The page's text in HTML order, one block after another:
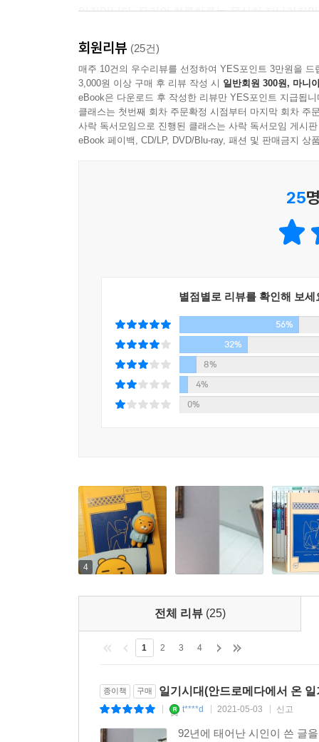
일기입니다. 우리의 하루하루는 무심히 지나가지
문학론입니다. 내밀하고 친밀한 방식으로 쓰인
책이 될 『일기시대』와 강지혜 시인의 모든 처음
■ 사실은 문학을 사랑해: 어느 일기주의자의 고백
2016년 중앙신인문학상을 받으며 등단하였고,
콩나무가 쑥쑥 자라나는 듯한 기세로, 없던 구조
자유자재로 일상에 첨가한다. 밋밋한 날들에
나는 주로 새벽 5시가 넘어서 잠든다. 따라서 새
-「내 방에서 살아남기」, 18쪽
모두가 잠든 시간에 잠들기가 힘들었던 시인은
읽은 책과 오래 전 읽은 책이 뒤섞여 새로운 ‘일
공간을 자르고 꿰매는 분주한 한 일기 장인의 모
장식은 개성 넘치며, 누구에게나 신기할 정도로 맞
■ 사랑했던 한 시절을 기록하는 역사가
지금 돌이켜보면 가끔 쑥스럽다. 시가 세상의 전부
-「시인기記 3-동아리를 사랑해」, 96쪽
시인은 자신이 삶에 처음 시를 심었던 때, 친구들
듯한’ 느낌을 받았던 때. 종각에서 언주 이모, 희
‘재미있다’는 말은 ‘슬프다’는 말과 같다는 새로
에서 빼놓을 수 없는 시기를 ‘시인기記’라는 제
회원리뷰 (25건)
매주 10건의 우수리뷰를 선정하여 YES포인트 3만원을 드
3,000원 이상 구매 후 리뷰 작성 시 일반회원 300원, 마니
eBook은 다운로드 후 작성한 리뷰만 YES포인트 지급됩니
클래스는 첫번째 회차 주문확정 시점부터 마지막 회차 주
사락 독서모임으로 진행된 클래스는 사락 독서모임 게시
eBook 페이백, CD/LP, DVD/Blu-ray, 패션 및 판매금지 상
25
별점별로 리뷰를 확인해 보세
56%
32%
8%
4%
0%
4
전체 리뷰 (25)
1 2 3 4
종이책 구매 일기시대(안드로메다에서 온
t****d 2021-05-03 신고
92년에 태어난 시인이 쓴 글